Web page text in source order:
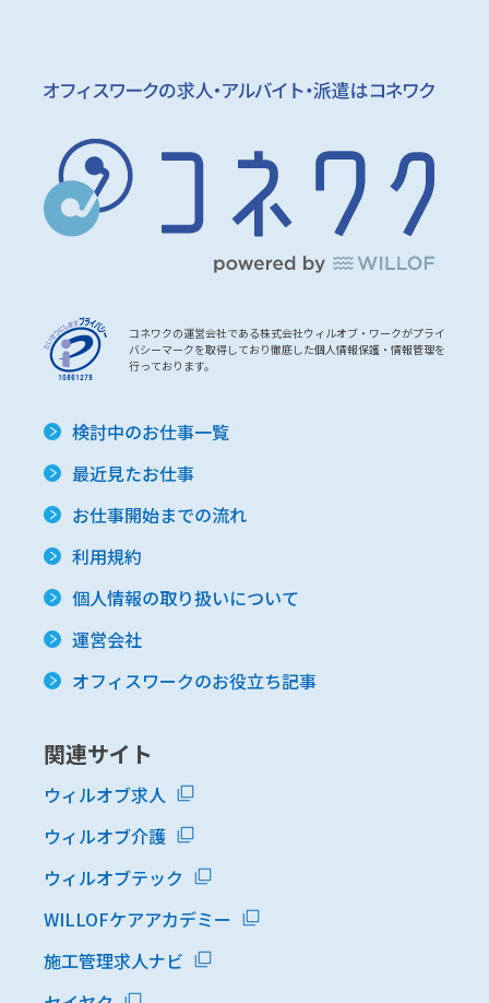
コネワクの運営会社である株式会社ウィルオブ・ワークがプライ
バシーマークを取得しており徹底した個人情報保護・情報管理を
行っております。
検討中のお仕事一覧
最近見たお仕事
お仕事開始までの流れ
利用規約
個人情報の取り扱いについて
運営会社
オフィスワークのお役立ち記事
関連サイト
ウィルオブ求人
ウィルオブ介護
ウィルオブテック
WILLOFケアアカデミー
施工管理求人ナビ